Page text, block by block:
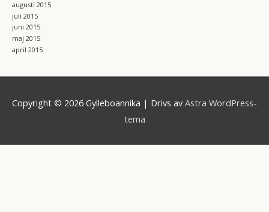
augusti 2015
juli 2015
juni 2015
maj 2015
april 2015
Copyright © 2026 Gylleboannika | Drivs av Astra WordPress-
tema